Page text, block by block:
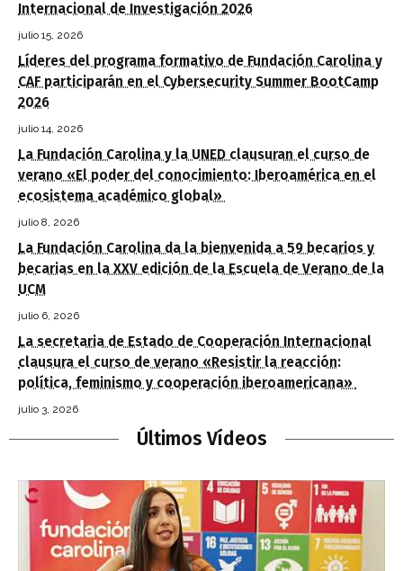
Internacional de Investigación 2026
julio 15, 2026
Líderes del programa formativo de Fundación Carolina y
CAF participarán en el Cybersecurity Summer BootCamp
2026
julio 14, 2026
La Fundación Carolina y la UNED clausuran el curso de
verano «El poder del conocimiento: Iberoamérica en el
ecosistema académico global»
julio 8, 2026
La Fundación Carolina da la bienvenida a 59 becarios y
becarias en la XXV edición de la Escuela de Verano de la
UCM
julio 6, 2026
La secretaria de Estado de Cooperación Internacional
clausura el curso de verano «Resistir la reacción:
política, feminismo y cooperación iberoamericana»
julio 3, 2026
Últimos Vídeos